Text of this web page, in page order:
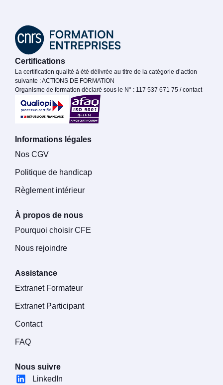
Certifications
La certification qualité à été délivrée au titre de la catégorie d’action
suivante : ACTIONS DE FORMATION
Organisme de formation déclaré sous le N° : 117 537 671 75 / contact
Informations légales
Nos CGV
Politique de handicap
Règlement intérieur
À propos de nous
Pourquoi choisir CFE
Nous rejoindre
Assistance
Extranet Formateur
Extranet Participant
Contact
FAQ
Nous suivre
LinkedIn